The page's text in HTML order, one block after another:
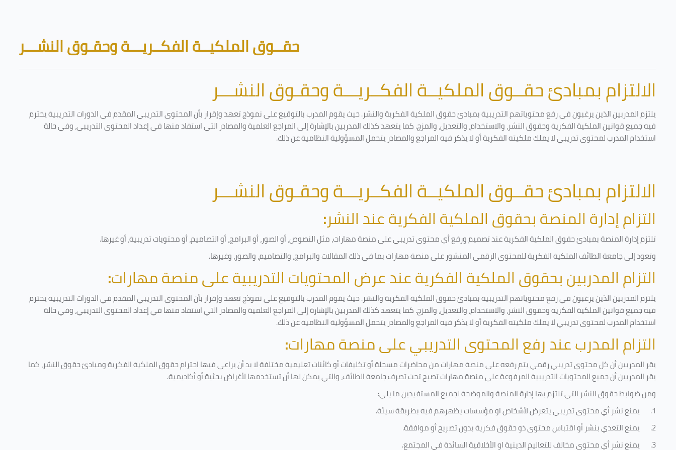
Blocks
حقــوق الملكيــة الفكــريـــة وحقـوق النشـــر
الالتزام بمبادئ حقــوق الملكيــة الفكــريـــة وحقـوق النشـــر
يلتزم المدربين الذين يرغبون في رفع محتوياتهم التدريبية بمبادئ حقوق الملكية الفكرية والنشر. حيث يقوم المدرب بالتوقيع على نموذج تعهد وإقرار بأن المحتوى التدريبي المقدم في الدورات التدريبية يحترم
فيه جميع قوانين الملكية الفكرية وحقوق النشر، والاستخدام، والتعديل، والمزج. كما يتعهد كذلك المدربين بالإشارة إلى المراجع العلمية والمصادر التي استفاد منها في إعداد المحتوى التدريبي، وفي حالة
استخدام المدرب لمحتوى تدريبي لا يملك ملكيته الفكرية أو لا يذكر فيه المراجع والمصادر يتحمل المسؤولية النظامية عن ذلك.
الالتزام بمبادئ حقــوق الملكيــة الفكــريـــة وحقـوق النشـــر
التزام إدارة المنصة بحقوق الملكية الفكرية عند النشر:
تلتزم إدارة المنصة بمبادئ حقوق الملكية الفكرية عند تصميم ورفع أي محتوى تدريبي على منصة مهارات، مثل النصوص، أو الصور، أو البرامج، أو التصاميم، أو محتويات تدريبية، أو غيرها.
وتعود إلى جامعة الطائف الملكية الفكرية للمحتوى الرقمي المنشور على منصة مهارات بما في ذلك المقالات والبرامج، والتصاميم، والصور، وغيرها.
التزام المدربين بحقوق الملكية الفكرية عند عرض المحتويات التدريبية على منصة مهارات:
يلتزم المدربين الذين يرغبون في رفع محتوياتهم التدريبية بمبادئ حقوق الملكية الفكرية والنشر. حيث يقوم المدرب بالتوقيع على نموذج تعهد وإقرار بأن المحتوى التدريبي المقدم في الدورات التدريبية يحترم
فيه جميع قوانين الملكية الفكرية وحقوق النشر، والاستخدام، والتعديل، والمزج. كما يتعهد كذلك المدربين بالإشارة إلى المراجع العلمية والمصادر التي استفاد منها في إعداد المحتوى التدريبي، وفي حالة
استخدام المدرب لمحتوى تدريبي لا يملك ملكيته الفكرية أو لا يذكر فيه المراجع والمصادر يتحمل المسؤولية النظامية عن ذلك.
التزام المدرب عند رفع المحتوى التدريبي على منصة مهارات:
يقر المدربين أن كل محتوى تدريبي رقمي يتم رفعه على منصة مهارات من محاضرات مسجلة أو تكليفات أو كائنات تعليمية مختلفة لا بد أن يراعى فيها احترام حقوق الملكية الفكرية ومبادئ حقوق النشر، كما
يقر المدربين أن جميع المحتويات التدريبية المرفوعة على منصة مهارات تصبح تحت تصرف جامعة الطائف، والتي يمكن لها أن تستخدمها لأغراض بحثية أو أكاديمية.
ومن ضوابط حقوق النشر التي تلتزم بها إدارة المنصة والموضحة لجميع المستفيدين ما يلي:
1.
يمنع نشر أي محتوى تدريبي يتعرض لأشخاص او مؤسسات يظهرهم فيه بطريقة سيئة.
2.
يمنع التعدي بنشر أو اقتباس محتوى ذو حقوق فكرية بدون تصريح أو موافقة.
3.
يمنع نشر أي محتوى مخالف للتعاليم الدينية او الأخلاقية السائدة في المجتمع.